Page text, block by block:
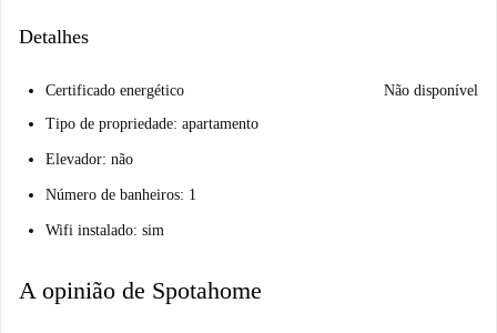
Detalhes
Certificado energético
Não disponível
Tipo de propriedade: apartamento
Elevador: não
Número de banheiros: 1
Wifi instalado: sim
A opinião de Spotahome